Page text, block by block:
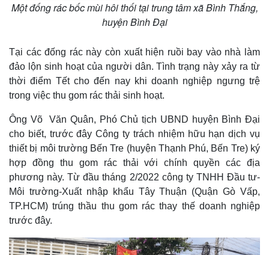
Thế giới
Quan sát
Cuộc sống đó đây
Hồ sơ
Multimedia
Video
Ảnh
E-Magazine
Infographic
Một đống rác bốc mùi hôi thối tại trung tâm xã Bình Thắng,
huyện Bình Đại
Tại các đống rác này còn xuất hiện ruồi bay vào nhà làm
đảo lộn sinh hoạt của người dân. Tình trạng này xảy ra từ
thời điểm Tết cho đến nay khi doanh nghiệp ngưng trệ
trong việc thu gom rác thải sinh hoạt.
Ông Võ Văn Quân, Phó Chủ tịch UBND huyện Bình Đại
cho biết, trước đây Công ty trách nhiệm hữu hạn dịch vụ
thiết bị môi trường Bến Tre (huyện Thạnh Phú, Bến Tre) ký
hợp đồng thu gom rác thải với chính quyền các địa
phương này. Từ đầu tháng 2/2022 công ty TNHH Đầu tư-
Môi trường-Xuất nhập khẩu Tây Thuận (Quận Gò Vấp,
TP.HCM) trúng thầu thu gom rác thay thế doanh nghiệp
trước đây.